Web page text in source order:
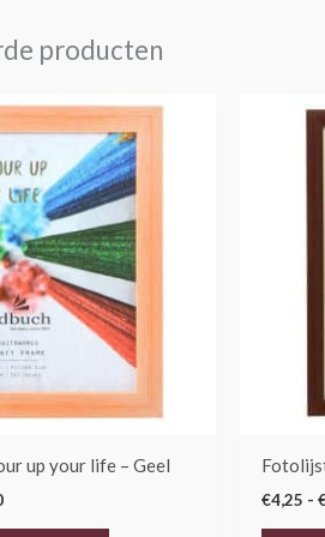
producten
up your life – Geel
Prijsklasse:
€16,50
Dit
product
heeft
meerdere
variaties.
Deze
optie
kan
gekozen
worden
de
€4,25 -